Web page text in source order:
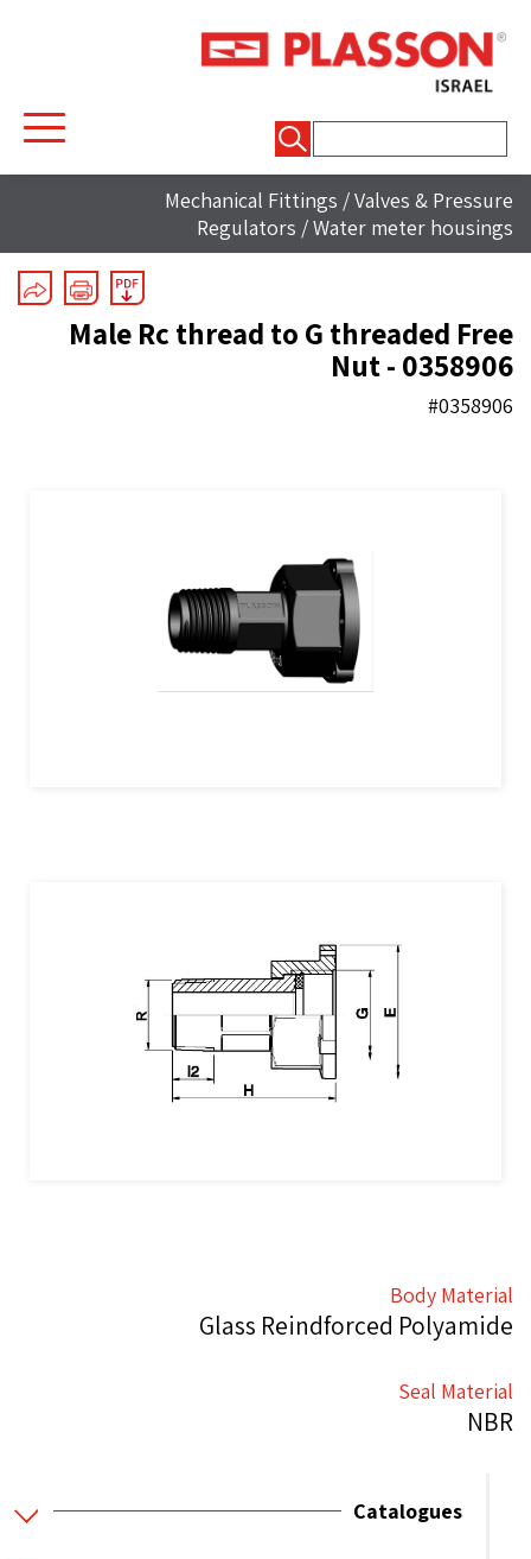
Mechanical Fittings /Valves & Pressure
Regulators /Water meter housings
Male Rc thread to G threaded Free
Nut - 0358906
#0358906
Body Material
Glass Reindforced Polyamide
Seal Material
NBR
Catalogues